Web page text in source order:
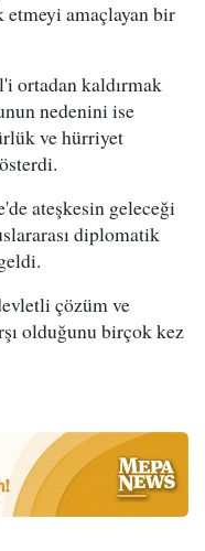
etmeyi amaçlayan bir
ortadan kaldırmak
nedenini ise
ve hürriyet
ateşkesin geleceği
diplomatik
çözüm ve
olduğunu birçok kez